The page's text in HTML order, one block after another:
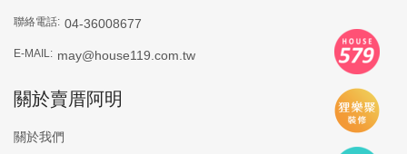
聯絡電話: 04-36008677
E-MAIL: may@house119.com.tw
關於賣厝阿明
關於我們